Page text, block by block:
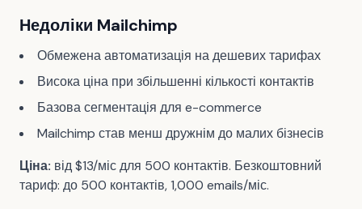
Недоліки Mailchimp
Обмежена автоматизація на дешевих тарифах
Висока ціна при збільшенні кількості контактів
Базова сегментація для e-commerce
Mailchimp став менш дружнім до малих бізнесів
Ціна: від $13/міс для 500 контактів. Безкоштовний
тариф: до 500 контактів, 1,000 emails/міс.